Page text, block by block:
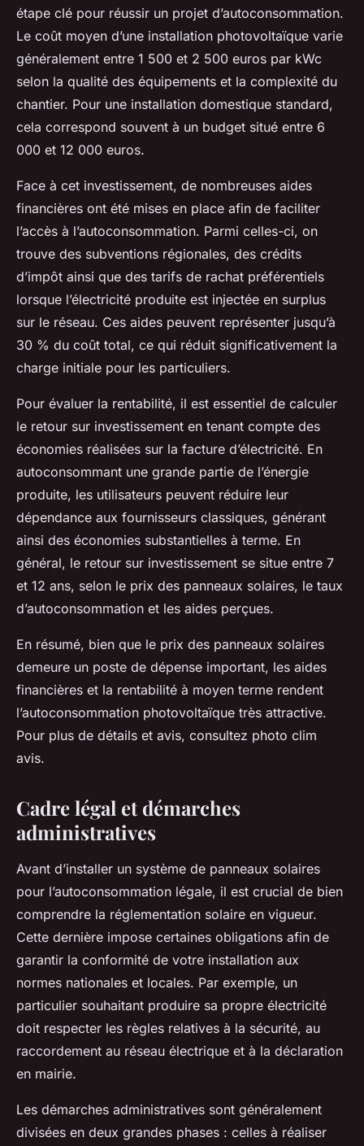
étape clé pour réussir un projet d’autoconsommation.
Le coût moyen d’une installation photovoltaïque varie
généralement entre 1 500 et 2 500 euros par kWc
selon la qualité des équipements et la complexité du
chantier. Pour une installation domestique standard,
cela correspond souvent à un budget situé entre 6
000 et 12 000 euros.
Face à cet investissement, de nombreuses aides
financières ont été mises en place afin de faciliter
l’accès à l’autoconsommation. Parmi celles-ci, on
trouve des subventions régionales, des crédits
d’impôt ainsi que des tarifs de rachat préférentiels
lorsque l’électricité produite est injectée en surplus
sur le réseau. Ces aides peuvent représenter jusqu’à
30 % du coût total, ce qui réduit significativement la
charge initiale pour les particuliers.
Pour évaluer la rentabilité, il est essentiel de calculer
le retour sur investissement en tenant compte des
économies réalisées sur la facture d’électricité. En
autoconsommant une grande partie de l’énergie
produite, les utilisateurs peuvent réduire leur
dépendance aux fournisseurs classiques, générant
ainsi des économies substantielles à terme. En
général, le retour sur investissement se situe entre 7
et 12 ans, selon le prix des panneaux solaires, le taux
d’autoconsommation et les aides perçues.
En résumé, bien que le prix des panneaux solaires
demeure un poste de dépense important, les aides
financières et la rentabilité à moyen terme rendent
l’autoconsommation photovoltaïque très attractive.
Pour plus de détails et avis, consultez photo clim
avis.
Cadre légal et démarches
administratives
Avant d’installer un système de panneaux solaires
pour l’autoconsommation légale, il est crucial de bien
comprendre la réglementation solaire en vigueur.
Cette dernière impose certaines obligations afin de
garantir la conformité de votre installation aux
normes nationales et locales. Par exemple, un
particulier souhaitant produire sa propre électricité
doit respecter les règles relatives à la sécurité, au
raccordement au réseau électrique et à la déclaration
en mairie.
Les démarches administratives sont généralement
divisées en deux grandes phases : celles à réaliser